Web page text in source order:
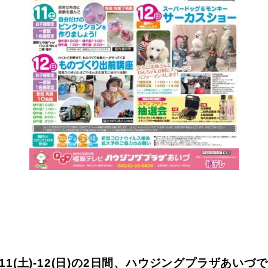
土)-12(日)の2日間、ハウジングプラザあいづ